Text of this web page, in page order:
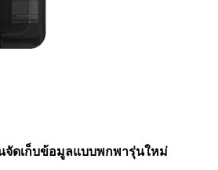
จัดเก็บข้อมูลแบบพกพารุ่นใหม่